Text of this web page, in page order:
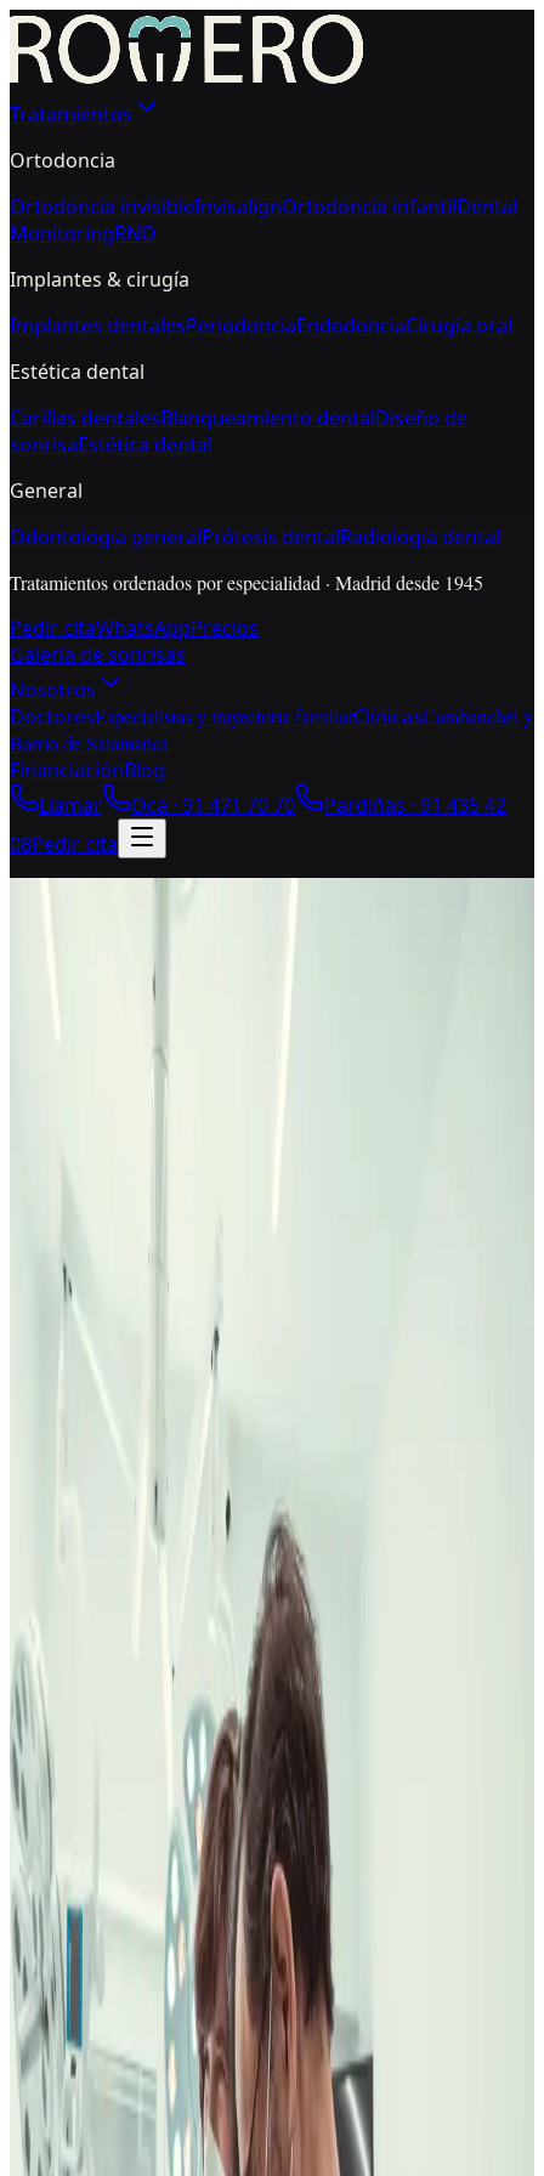
Tratamientos
Ortodoncia
Ortodoncia invisibleInvisalignOrtodoncia infantilDental
MonitoringRNO
Implantes & cirugía
Implantes dentalesPeriodonciaEndodonciaCirugía oral
Estética dental
Carillas dentalesBlanqueamiento dentalDiseño de
sonrisaEstética dental
General
Odontología generalPrótesis dentalRadiología dental
Tratamientos ordenados por especialidad · Madrid desde 1945
Pedir citaWhatsAppPrecios
Galería de sonrisas
Nosotros
DoctoresEspecialistas y trayectoria familiarClínicasCarabanchel y
Barrio de Salamanca
FinanciaciónBlog
Llamar
Oca · 91 471 70 70 Pardiñas · 91 435 42
08Pedir cita
Embajadores · Lavapiés · Acacias
Dentista para Embajadores
cuando quieres entender
diagnóstico, fases y
presupuesto
Pedir primera visita gratuita
Diagnóstico y pruebas si hacen falta
Presupuesto por escrito antes de decidir
Pedir primera visita gratuita
Primera visita gratuita
Diagnóstico y pruebas si hacen falta
Presupuesto por escrito antes de decidir
Decisión segura
Primero vemos tu caso. Después eliges con un plan claro, sin
presión.
Nos cuentas qué quieres mejorar
Paso
Diagnóstico con criterio médico
Paso
Plan claro en la clínica que te encaje
81
años de clínica